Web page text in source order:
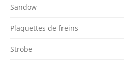
Sandow
Plaquettes de freins
Strobe